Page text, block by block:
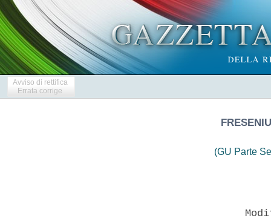
Avviso di rettifica
Errata corrige
(GU Parte